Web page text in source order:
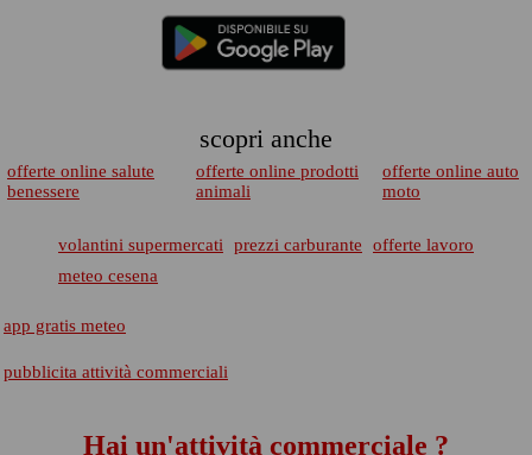
scopri anche
offerte online salute
benessere
offerte online prodotti
animali
offerte online auto
moto
volantini supermercati prezzi carburante
offerte lavoro
meteo cesena
app gratis meteo
pubblicita attività commerciali
Hai un'attività commerciale ?